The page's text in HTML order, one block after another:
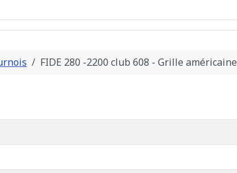
FIDE 280 -2200 club 608 - Grille américaine